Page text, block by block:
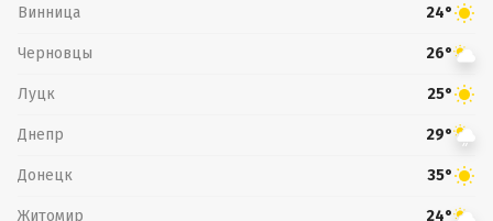
Винница 24°
Черновцы 26°
Луцк 25°
Днепр 29°
Донецк 35°
Житомир 24°